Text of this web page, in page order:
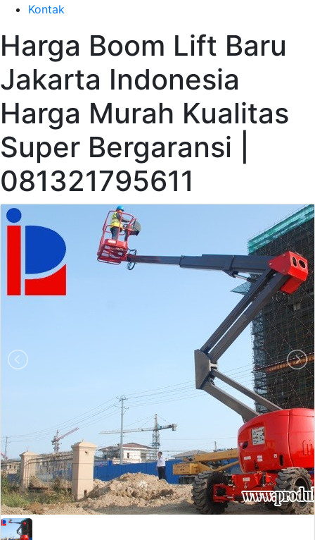
Kontak
Harga Boom Lift Baru
Jakarta Indonesia
Harga Murah Kualitas
Super Bergaransi |
081321795611